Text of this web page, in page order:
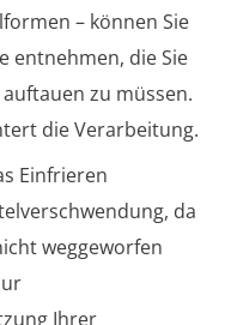
– können Sie
entnehmen, die Sie
zu müssen.
die Verarbeitung.
Einfrieren
da
weggeworfen
Ihrer